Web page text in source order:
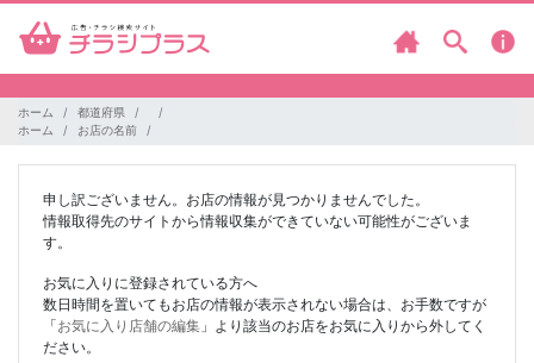
ホーム
都道府県
ホーム
お店の名前
申し訳ございません。お店の情報が見つかりませんでした。
情報取得先のサイトから情報収集ができていない可能性がございま
す。
お気に入りに登録されている方へ
数日時間を置いてもお店の情報が表示されない場合は、お手数ですが
「お気に入り店舗の編集 」より該当のお店をお気に入りから外してく
ださい。